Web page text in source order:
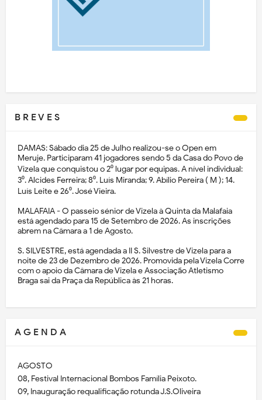
B R E V E S
DAMAS: Sábado dia 25 de Julho realizou-se o Open em
Meruje. Participaram 41 jogadores sendo 5 da Casa do Povo de
Vizela que conquistou o 2⁰ lugar por equipas. A nível individual:
3⁰. Alcides Ferreira; 8⁰. Luís Miranda; 9. Abílio Pereira ( M ); 14.
Luís Leite e 26⁰. José Vieira.
MALAFAIA - O passeio sénior de Vizela à Quinta da Malafaia
está agendado para 15 de Setembro de 2026. As inscrições
abrem na Câmara a 1 de Agosto.
S. SILVESTRE, está agendada a II S. Silvestre de Vizela para a
noite de 23 de Dezembro de 2026. Promovida pela Vizela Corre
com o apoio da Câmara de Vizela e Associação Atletismo
Braga sai da Praça da República às 21 horas.
A G E N D A
AGOSTO
08, Festival Internacional Bombos Família Peixoto.
09, Inauguração requalificação rotunda J.S.Oliveira